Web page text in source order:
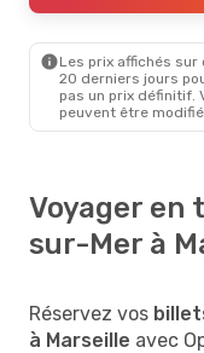
Les prix affichés
20 derniers jours
pas un prix définitif.
peuvent être
Voyager en
sur-Mer à
Réservez vos
à Marseille avec